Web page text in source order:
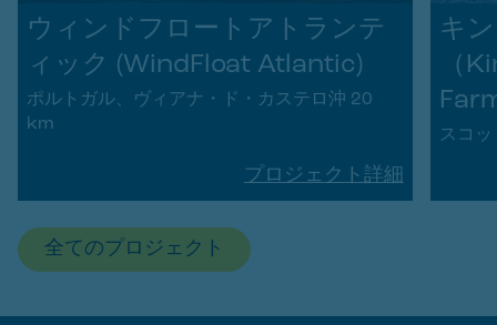
ウィンドフロートアトランテ
ィック (WindFloat Atlantic)
ポルトガル、ヴィアナ・ド・カステロ沖 20
km
プロジェクト詳細
キ
（
スコ
全てのプロジェクト